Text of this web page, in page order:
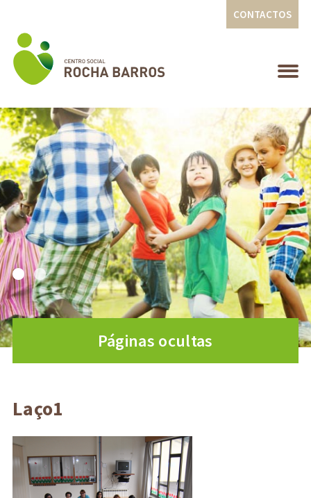
CONTACTOS
Páginas ocultas
Laço1